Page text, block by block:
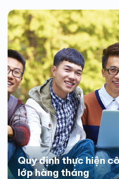
Quy định thực hiện
lớp hàng tháng